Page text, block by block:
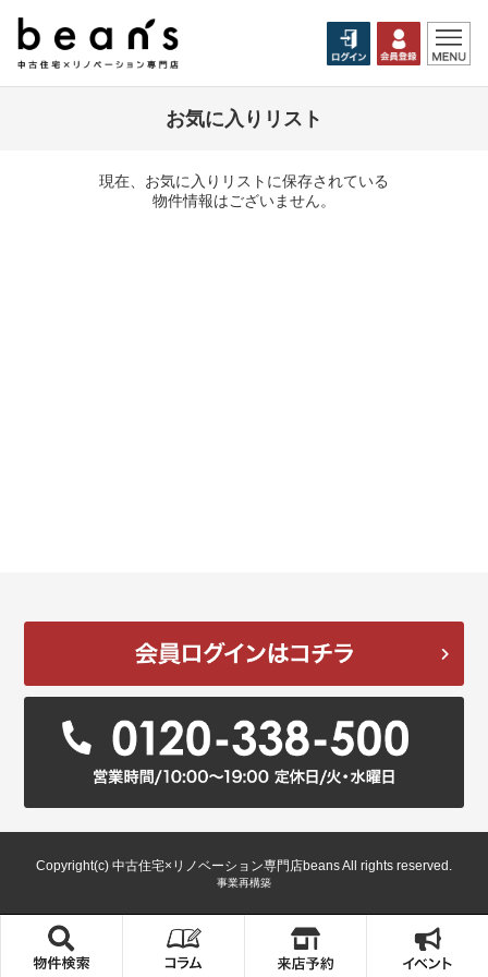
お気に入りリスト
現在、お気に入りリストに保存されている
物件情報はございません。
Copyright(c) 中古住宅×リノベーション専門店beans All rights reserved.
事業再構築